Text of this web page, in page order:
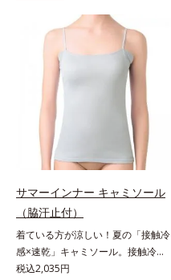
ワキ汗止め付き薄型で「片面撥水加
工」のワキ汗止めがしっかり汗を吸
収。アウターに汗ジミを作らせませ
ん。消臭機能付きで汗のニオイも撃
退します。高機能なのに綿100％綿
100％のやさしさと、シャリッとし
た生地感で爽快な着ごこち。よくあ
る化学繊維の夏インナーが苦手な方
にもおすすめです。
サマーインナー キャミソール
（脇汗止付）
着ている方が涼しい！夏の「接触冷
感×速乾」キャミソール。接触冷感
キャミソールこれ1枚着ている方
税込2,035円